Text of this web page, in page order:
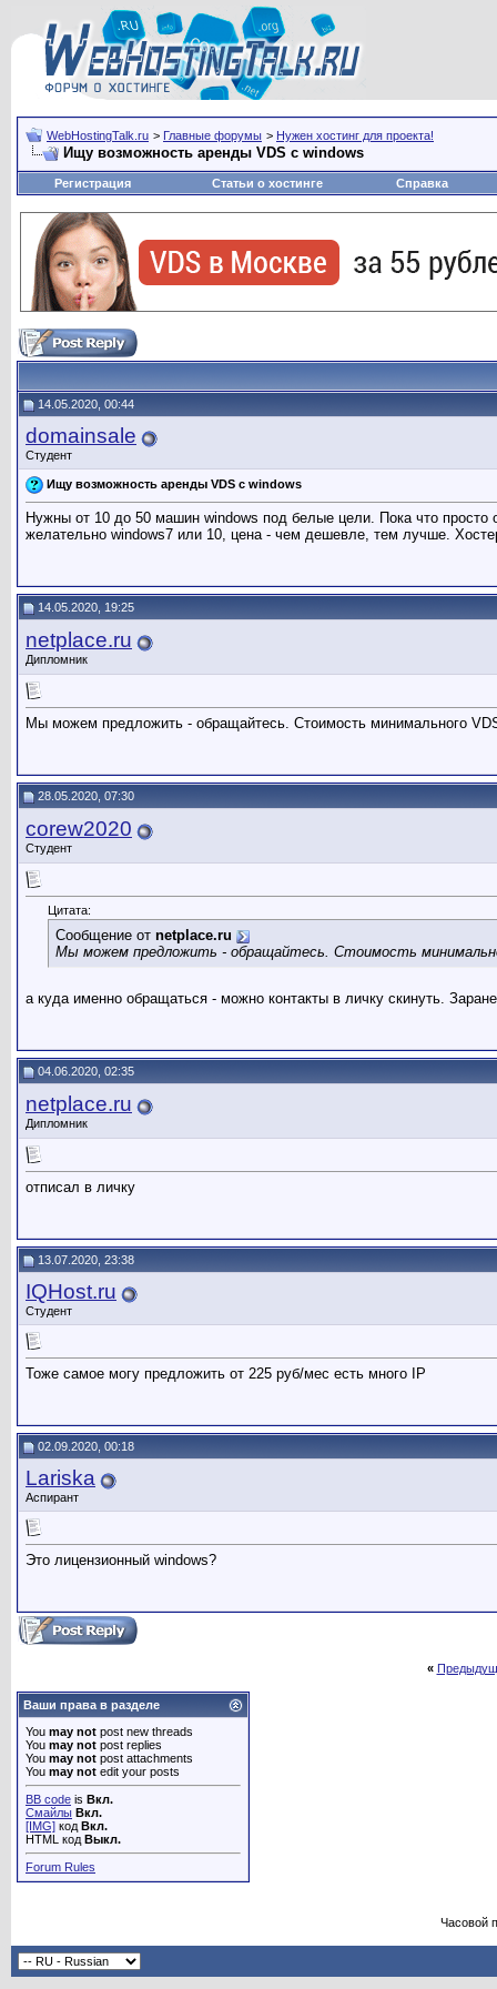
WebHostingTalk.ru > Главные форумы > Нужен хостинг для проекта!
Ищу возможность аренды VDS с windows
Регистрация Статьи о хостинге Справка
14.05.2020, 00:44
domainsale
Студент
Ищу возможность аренды VDS с windows
Нужны от 10 до 50 машин windows под белые цели. Пока что просто
желательно windows7 или 10, цена - чем дешевле, тем лучше.
14.05.2020, 19:25
netplace.ru
Дипломник
Мы можем предложить - обращайтесь. Стоимость минимального
28.05.2020, 07:30
corew2020
Студент
Цитата:
Сообщение от netplace.ru
Мы можем предложить - обращайтесь. Стоимость
а куда именно обращаться - можно контакты в личку скинуть.
04.06.2020, 02:35
netplace.ru
Дипломник
отписал в личку
13.07.2020, 23:38
IQHost.ru
Студент
Тоже самое могу предложить от 225 руб/мес есть много IP
02.09.2020, 00:18
Lariska
Аспирант
Это лицензионный windows?
«
Ваши права в разделе
You may not post new threads
You may not post replies
You may not post attachments
You may not edit your posts
BB code is Вкл.
Смайлы Вкл.
[IMG] код Вкл.
HTML код Выкл.
Forum Rules
Часовой